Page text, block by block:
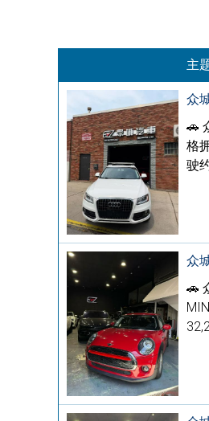
主
众
🚗
格
驶
众
🚗